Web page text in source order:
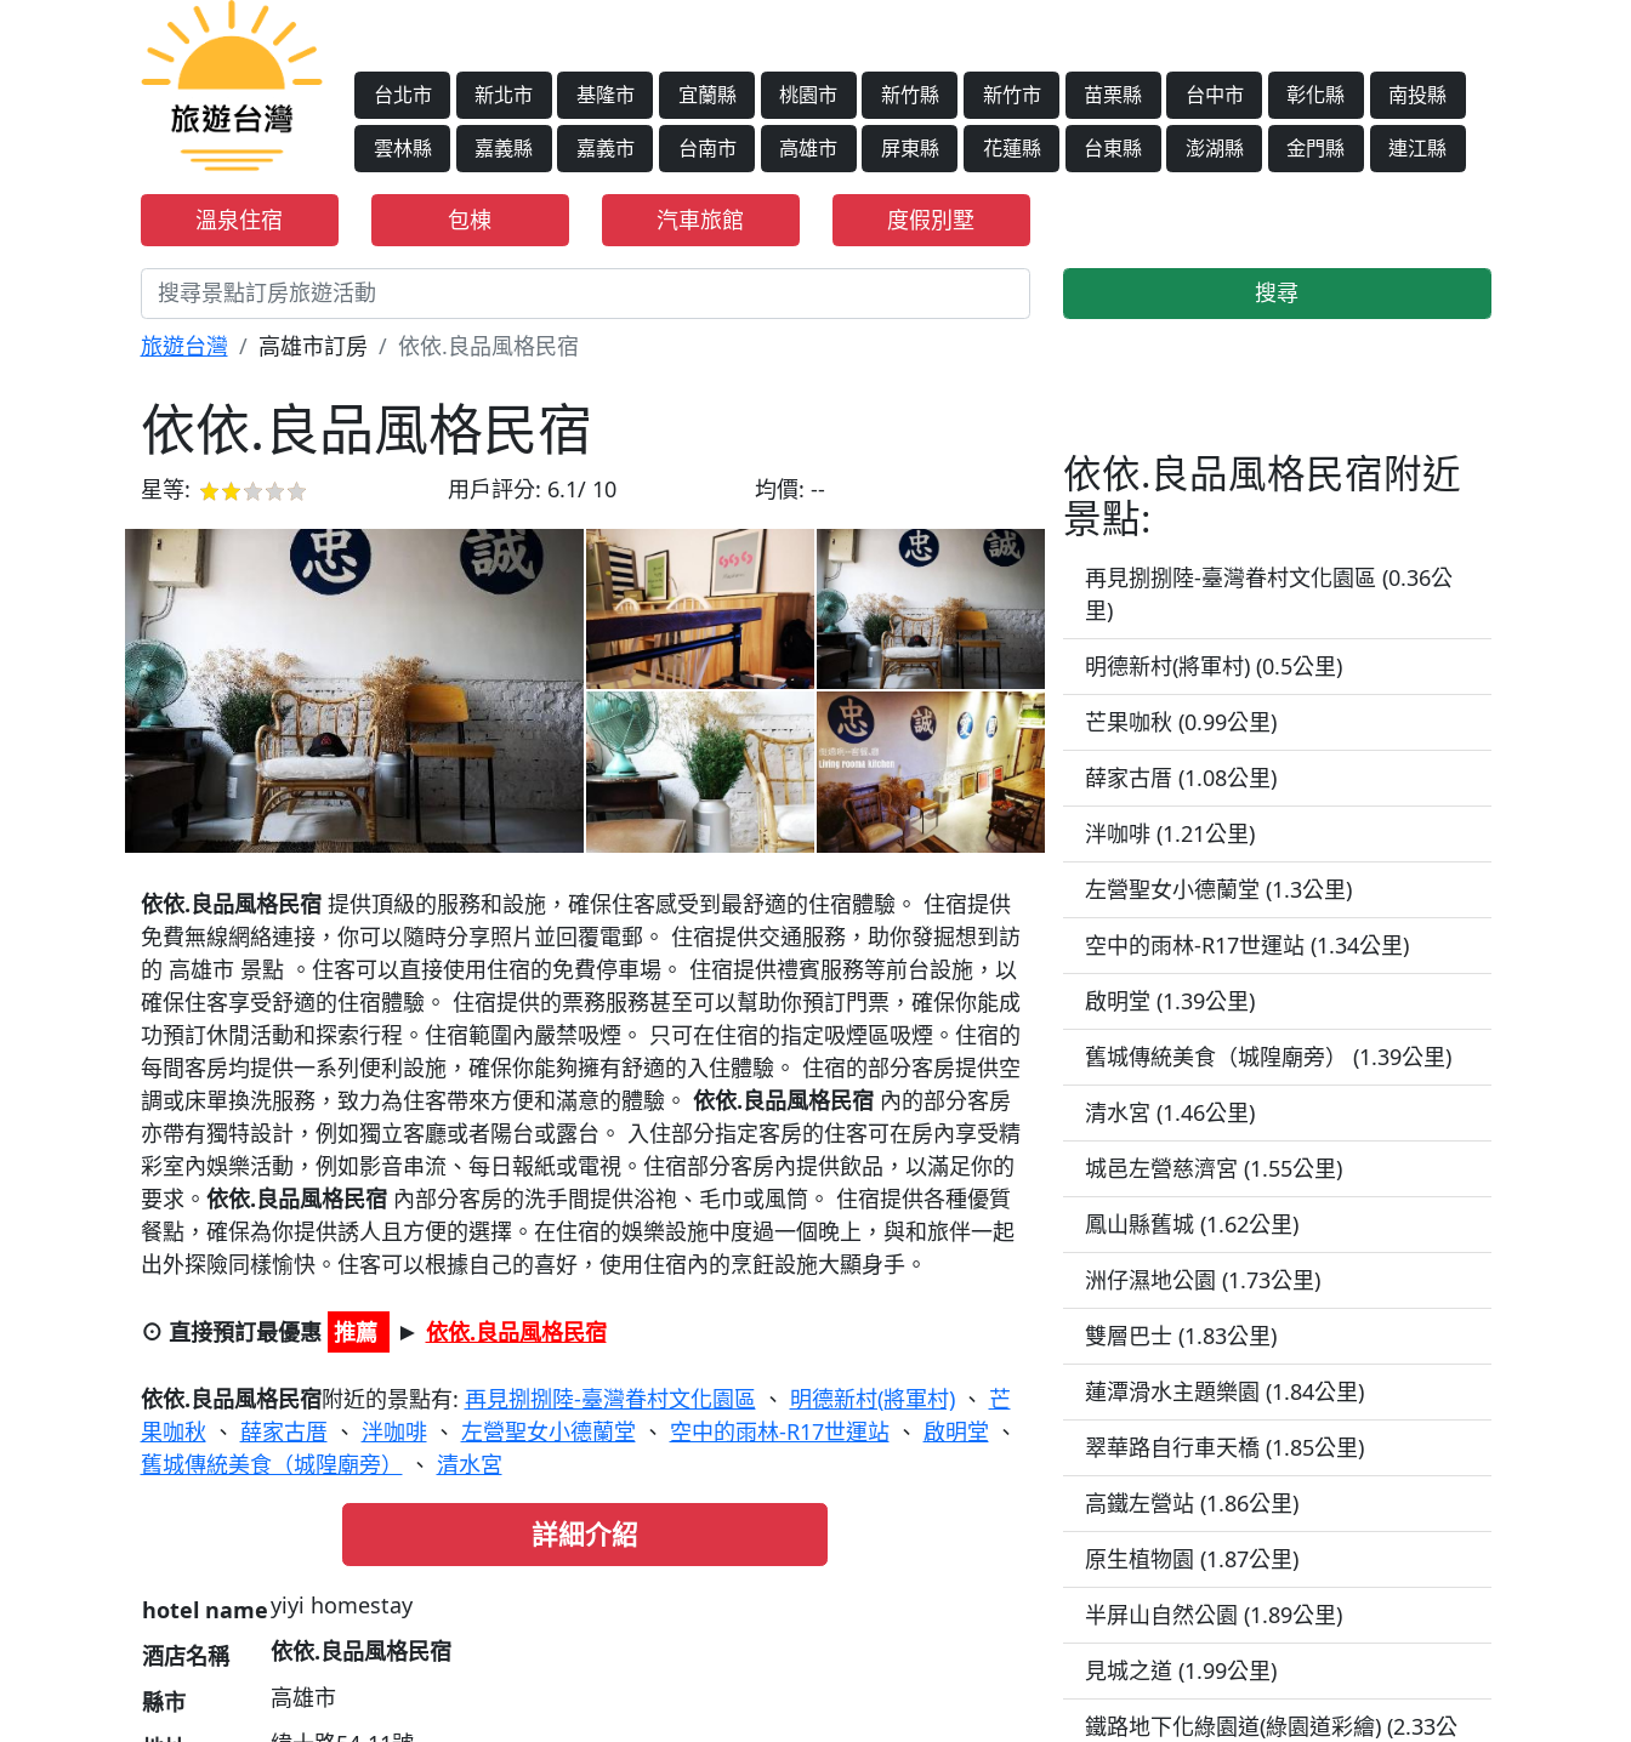
台北市 新北市 基隆市 宜蘭縣 桃園市 新竹縣 新竹市 苗栗縣 台中市 彰化縣
南投縣
雲林縣
嘉義縣 嘉義市 台南市 高雄市 屏東縣 花蓮縣 台東縣 澎湖縣 金門縣 連江縣
溫泉住宿 包棟 汽車旅館 度假別墅
搜尋
旅遊台灣
高雄市訂房 依依.良品風格民宿
依依.良品風格民宿
星等: 用戶評分: 6.1/ 10 均價:--
依依.良品風格民宿提供頂級的服務和設施，確保住客感受到最舒適的住宿體驗。 住宿提供
免費無線網絡連接，你可以隨時分享照片並回覆電郵。 住宿提供交通服務，助你發掘想到訪
的 高雄市 景點 。住客可以直接使用住宿的免費停車場。 住宿提供禮賓服務等前台設施，以
確保住客享受舒適的住宿體驗。 住宿提供的票務服務甚至可以幫助你預訂門票，確保你能成
功預訂休閒活動和探索行程。住宿範圍內嚴禁吸煙。 只可在住宿的指定吸煙區吸煙。住宿的
每間客房均提供一系列便利設施，確保你能夠擁有舒適的入住體驗。 住宿的部分客房提供空
調或床單換洗服務，致力為住客帶來方便和滿意的體驗。 依依.良品風格民宿內的部分客房
亦帶有獨特設計，例如獨立客廳或者陽台或露台。 入住部分指定客房的住客可在房內享受精
彩室內娛樂活動，例如影音串流、每日報紙或電視。住宿部分客房內提供飲品，以滿足你的
要求。 依依.良品風格民宿內部分客房的洗手間提供浴袍、毛巾或風筒。 住宿提供各種優質
餐點，確保為你提供誘人且方便的選擇。在住宿的娛樂設施中度過一個晚上，與和旅伴一起
出外探險同樣愉快。住客可以根據自己的喜好，使用住宿內的烹飪設施大顯身手。
⊙ 直接預訂最優惠 推薦 ► 依依.良品風格民宿
依依.良品風格民宿附近的景點有: 再見捌捌陸-臺灣眷村文化園區 、 明德新村(將軍村)、 芒
果咖秋 、 薛家古厝 、 泮咖啡、 左營聖女小德蘭堂 、 空中的雨林-R17世運站、 啟明堂 、
舊城傳統美食（城隍廟旁）
、 清水宮
詳細介紹
hotel nameyiyi homestay
酒店名稱
依依.良品風格民宿
縣市
高雄市
依依.良品風格民宿附近
景點:
再見捌捌陸-臺灣眷村文化園區 (0.36公
里)
明德新村(將軍村) (0.5公里)
芒果咖秋 (0.99公里)
薛家古厝 (1.08公里)
泮咖啡 (1.21公里)
左營聖女小德蘭堂 (1.3公里)
空中的雨林-R17世運站 (1.34公里)
啟明堂 (1.39公里)
舊城傳統美食（城隍廟旁） (1.39公里)
清水宮 (1.46公里)
城邑左營慈濟宮 (1.55公里)
鳳山縣舊城 (1.62公里)
洲仔濕地公園 (1.73公里)
雙層巴士 (1.83公里)
蓮潭滑水主題樂園 (1.84公里)
翠華路自行車天橋 (1.85公里)
高鐵左營站 (1.86公里)
原生植物園 (1.87公里)
半屏山自然公園 (1.89公里)
見城之道 (1.99公里)
鐵路地下化綠園道(綠園道彩繪) (2.33公